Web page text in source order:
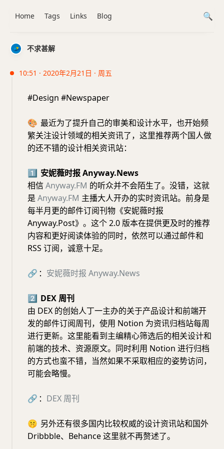
不求甚解
10:51 · 2020年2月21日 · 周五
#Design #Newspaper
🎨 最近为了提升自己的审美和设计水平，也开始频
繁关注设计领域的相关资讯了，这里推荐两个国人做
的还不错的设计相关资讯站：
1⃣️ 安妮薇时报 Anyway.News
相信Anyway.FM 的听众并不会陌生了。没错，这就
是 Anyway.FM 主播大人开办的实时资讯站。前身是
每半月更的邮件订阅刊物《安妮薇时报
Anyway.Post》。这个 2.0 版本在提供更及时的推荐
内容和更好阅读体验的同时，依然可以通过邮件和
RSS 订阅，诚意十足。
🔗 ： 安妮薇时报 Anyway.News
2⃣️ DEX 周刊
由 DEX 的创始人丁一主办的关于产品设计和前端开
发的邮件订阅周刊，使用 Notion 为资讯归档站每周
进行更新。这里能看到主编精心筛选后的相关设计和
前端的技术、资源原文。同时利用 Notion 进行归档
的方式也蛮不错，当然如果不采取相应的姿势访问，
可能会略慢。
🔗 ： DEX 周刊
🤫 另外还有很多国内比较权威的设计资讯站和国外
Dribbble、Behance 这里就不再赘述了。
Home Tags Links Blog